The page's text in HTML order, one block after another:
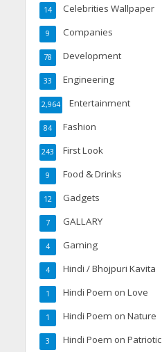
Celebrities Wallpaper
14
Companies
9
Development
78
Engineering
33
Entertainment
2,964
Fashion
84
First Look
243
Food & Drinks
9
Gadgets
12
GALLARY
7
Gaming
4
Hindi / Bhojpuri Kavita
4
Hindi Poem on Love
1
Hindi Poem on Nature
1
Hindi Poem on Patriotic
3